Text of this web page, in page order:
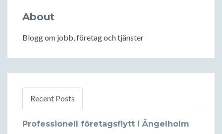
About
Blogg om jobb, företag och tjänster
Recent Posts
Professionell företagsflytt i Ängelholm